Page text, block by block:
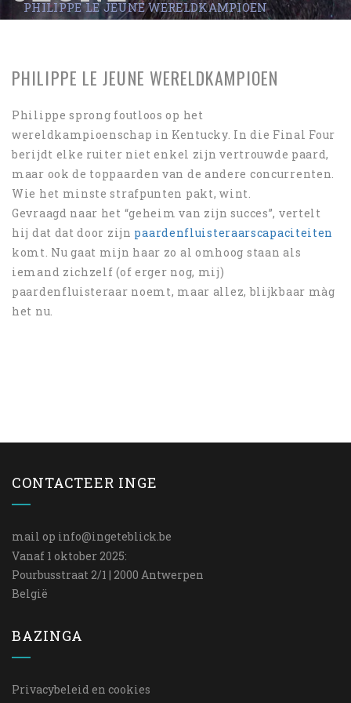
WERELDKAMPIOE
N
PHILIPPE LE JEUNE WERELDKAMPIOEN
PHILIPPE LE JEUNE WERELDKAMPIOEN
Philippe sprong foutloos op het
wereldkampioenschap in Kentucky. In die Final Four
berijdt elke ruiter niet enkel zijn vertrouwde paard,
maar ook de toppaarden van de andere concurrenten.
Wie het minste strafpunten pakt, wint.
Gevraagd naar het “geheim van zijn succes”, vertelt
hij dat dat door zijn paardenfluisteraarscapaciteiten
komt. Nu gaat mijn haar zo al omhoog staan als
iemand zichzelf (of erger nog, mij)
paardenfluisteraar noemt, maar allez, blijkbaar màg
het nu.
CONTACTEER INGE
mail op info@ingeteblick.be
Vanaf 1 oktober 2025:
Pourbusstraat 2/1 | 2000 Antwerpen
België
BAZINGA
Privacybeleid en cookies